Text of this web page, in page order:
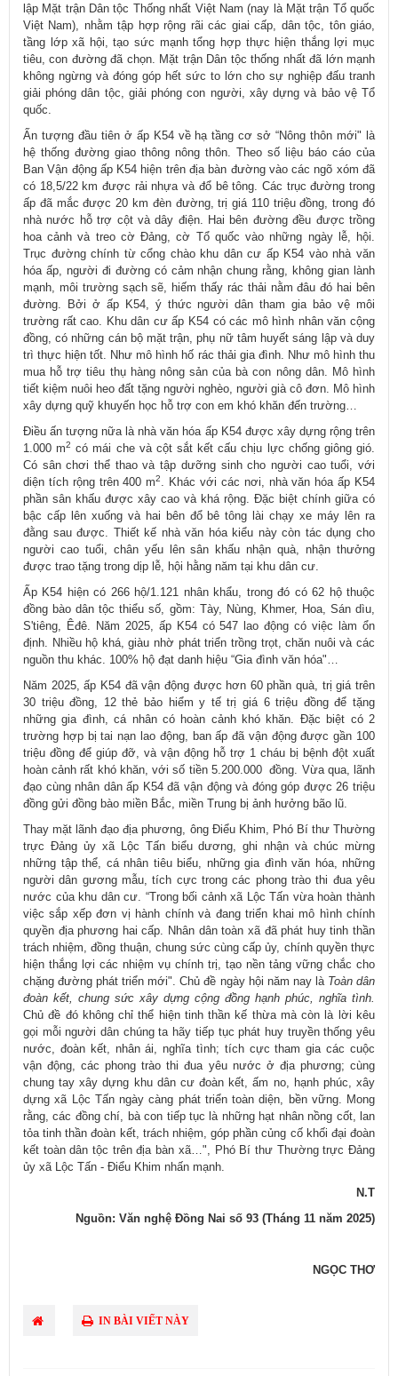
lập Mặt trận Dân tộc Thống nhất Việt Nam (nay là Mặt trận Tổ quốc
Việt Nam), nhằm tập hợp rộng rãi các giai cấp, dân tộc, tôn giáo,
tầng lớp xã hội, tạo sức mạnh tổng hợp thực hiện thắng lợi mục
tiêu, con đường đã chọn. Mặt trận Dân tộc thống nhất đã lớn mạnh
không ngừng và đóng góp hết sức to lớn cho sự nghiệp đấu tranh
giải phóng dân tộc, giải phóng con người, xây dựng và bảo vệ Tổ
quốc.
Ấn tượng đầu tiên ở ấp K54 về hạ tầng cơ sở “Nông thôn mới" là
hệ thống đường giao thông nông thôn. Theo số liệu báo cáo của
Ban Vận động ấp K54 hiện trên địa bàn đường vào các ngõ xóm đã
có 18,5/22 km được rải nhựa và đổ bê tông. Các trục đường trong
ấp đã mắc được 20 km đèn đường, trị giá 110 triệu đồng, trong đó
nhà nước hỗ trợ cột và dây điện. Hai bên đường đều được trồng
hoa cảnh và treo cờ Đảng, cờ Tổ quốc vào những ngày lễ, hội.
Trục đường chính từ cổng chào khu dân cư ấp K54 vào nhà văn
hóa ấp, người đi đường có cảm nhận chung rằng, không gian lành
mạnh, môi trường sạch sẽ, hiếm thấy rác thải nằm đâu đó hai bên
đường. Bởi ở ấp K54, ý thức người dân tham gia bảo vệ môi
trường rất cao. Khu dân cư ấp K54 có các mô hình nhân văn cộng
đồng, có những cán bộ mặt trận, phụ nữ tâm huyết sáng lập và duy
trì thực hiện tốt. Như mô hình hố rác thải gia đình. Như mô hình thu
mua hỗ trợ tiêu thụ hàng nông sản của bà con nông dân. Mô hình
tiết kiệm nuôi heo đất tặng người nghèo, người già cô đơn. Mô hình
xây dựng quỹ khuyến học hỗ trợ con em khó khăn đến trường…
Điều ấn tượng nữa là nhà văn hóa ấp K54 được xây dựng rộng trên
1.000 m2 có mái che và cột sắt kết cấu chịu lực chống giông gió.
Có sân chơi thể thao và tập dưỡng sinh cho người cao tuổi, với
diện tích rộng trên 400 m2
. Khác với các nơi, nhà văn hóa ấp K54
phần sân khấu được xây cao và khá rộng. Đặc biệt chính giữa có
bậc cấp lên xuống và hai bên đổ bê tông lài chạy xe máy lên ra
đằng sau được. Thiết kế nhà văn hóa kiểu này còn tác dụng cho
người cao tuổi, chân yếu lên sân khấu nhận quà, nhận thưởng
được trao tặng trong dịp lễ, hội hằng năm tại khu dân cư.
Ấp K54 hiện có 266 hộ/1.121 nhân khẩu, trong đó có 62 hộ thuộc
đồng bào dân tộc thiểu số, gồm: Tày, Nùng, Khmer, Hoa, Sán dìu,
S'tiêng, Êđê. Năm 2025, ấp K54 có 547 lao động có việc làm ổn
định. Nhiều hộ khá, giàu nhờ phát triển trồng trọt, chăn nuôi và các
nguồn thu khác. 100% hộ đạt danh hiệu “Gia đình văn hóa"…
Năm 2025, ấp K54 đã vận động được hơn 60 phần quà, trị giá trên
30 triệu đồng, 12 thẻ bảo hiểm y tế trị giá 6 triệu đồng để tặng
những gia đình, cá nhân có hoàn cảnh khó khăn. Đặc biệt có 2
trường hợp bị tai nạn lao động, ban ấp đã vận động được gần 100
triệu đồng để giúp đỡ, và vận động hỗ trợ 1 cháu bị bệnh đột xuất
hoàn cảnh rất khó khăn, với số tiền 5.200.000 đồng. Vừa qua, lãnh
đạo cùng nhân dân ấp K54 đã vận động và đóng góp được 26 triệu
đồng gửi đồng bào miền Bắc, miền Trung bị ảnh hưởng bão lũ.
Thay mặt lãnh đạo địa phương, ông Điểu Khim, Phó Bí thư Thường
trực Đảng ủy xã Lộc Tấn biểu dương, ghi nhận và chúc mừng
những tập thể, cá nhân tiêu biểu, những gia đình văn hóa, những
người dân gương mẫu, tích cực trong các phong trào thi đua yêu
nước của khu dân cư. “Trong bối cảnh xã Lộc Tấn vừa hoàn thành
việc sắp xếp đơn vị hành chính và đang triển khai mô hình chính
quyền địa phương hai cấp. Nhân dân toàn xã đã phát huy tinh thần
trách nhiệm, đồng thuận, chung sức cùng cấp ủy, chính quyền thực
hiện thắng lợi các nhiệm vụ chính trị, tạo nền tảng vững chắc cho
chặng đường phát triển mới". Chủ đề ngày hội năm nay là Toàn dân
đoàn kết, chung sức xây dựng cộng đồng hạnh phúc, nghĩa tình.
Chủ đề đó không chỉ thể hiện tinh thần kế thừa mà còn là lời kêu
gọi mỗi người dân chúng ta hãy tiếp tục phát huy truyền thống yêu
nước, đoàn kết, nhân ái, nghĩa tình; tích cực tham gia các cuộc
vận động, các phong trào thi đua yêu nước ở địa phương; cùng
chung tay xây dựng khu dân cư đoàn kết, ấm no, hạnh phúc, xây
dựng xã Lộc Tấn ngày càng phát triển toàn diện, bền vững. Mong
rằng, các đồng chí, bà con tiếp tục là những hạt nhân nồng cốt, lan
tỏa tinh thần đoàn kết, trách nhiệm, góp phần củng cố khối đại đoàn
kết toàn dân tộc trên địa bàn xã…", Phó Bí thư Thường trực Đảng
ủy xã Lộc Tấn - Điểu Khim nhấn mạnh.
N.T
Nguồn: Văn nghệ Đồng Nai số 93 (Tháng 11 năm 2025)
NGỌC THƠ
IN BÀI VIẾT NÀY